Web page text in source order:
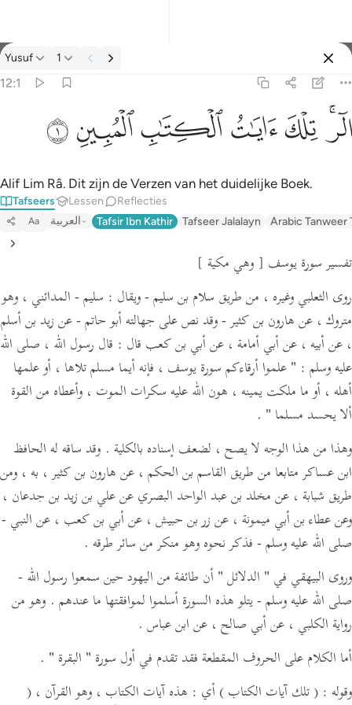
Tafseer: Yusuf 12:1
Yusuf 1
12:1
الر تلك ايات الكتاب المبين ١
الٓر ۚ تِلْكَ ءَايَـٰتُ ٱلْكِتَـٰبِ ٱلْمُبِينِ ١
ﲒﲓﲔﲕﲖﲗﲘ
Alif Lim Râ. Dit zijn de Verzen van het duidelijke Boek.
Tafseers Lessen Reflecties
Aa العربية Tafsir Ibn Kathir Tafseer Jalalayn Arabic Tanweer
تفسير سورة يوسف [ وهي مكية ]
روى الثعلبي وغيره ، من طريق سلام بن سليم -ويقال : سليم - المدائني ، وهو
متروك ، عن هارون بن كثير - وقد نص على جهالته أبو حاتم - عن زيد بن أسلم
، عن أبيه ، عن أبي أمامة ، عن أبي بن كعب قال : قال رسول الله ، صلى الله
عليه وسلم : " علموا أرقاءكم سورة يوسف ، فإنه أيما مسلم تلاها ، أو علمها
أهله ، أو ما ملكت يمينه ، هون الله عليه سكرات الموت ، وأعطاه من القوة
ألا يحسد مسلما " .
وهذا من هذا الوجه لا يصح ، لضعف إسناده بالكلية . وقد ساقه له الحافظ
ابن عساكر متابعا من طريق القاسم بن الحكم ، عن هارون بن كثير ، به ، ومن
طريق شبابة ، عن مخلد بن عبد الواحد البصري عن علي بن زيد بن جدعان ،
وعن عطاء بن أبي ميمونة ، عن زر بن حبيش ، عن أبي بن كعب ، عن النبي -
صلى الله عليه وسلم - فذكر نحوه وهو منكر من سائر طرقه .
وروى البيهقي في " الدلائل " أن طائفة من اليهود حين سمعوا رسول الله -
صلى الله عليه وسلم - يتلو هذه السورة أسلموا لموافقتها ما عندهم . وهو من
رواية الكلبي ، عن أبي صالح ، عن ابن عباس .
أما الكلام على الحروف المقطعة فقد تقدم في أول سورة " البقرة " .
وقوله : ( تلك آيات الكتاب ) أي : هذه آيات الكتاب ، وهو القرآن ، (